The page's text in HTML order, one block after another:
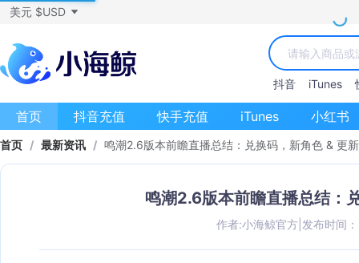
美元 $USD
抖音 iTunes
首页 抖音充值 快手充值 iTunes 小红书
首页 / 最新资讯 / 鸣潮2.6版本前瞻直播总结：兑换码，新角色 & 更
鸣潮2.6版本前瞻直播总结：
作者:小海鲸官方| 发布时间